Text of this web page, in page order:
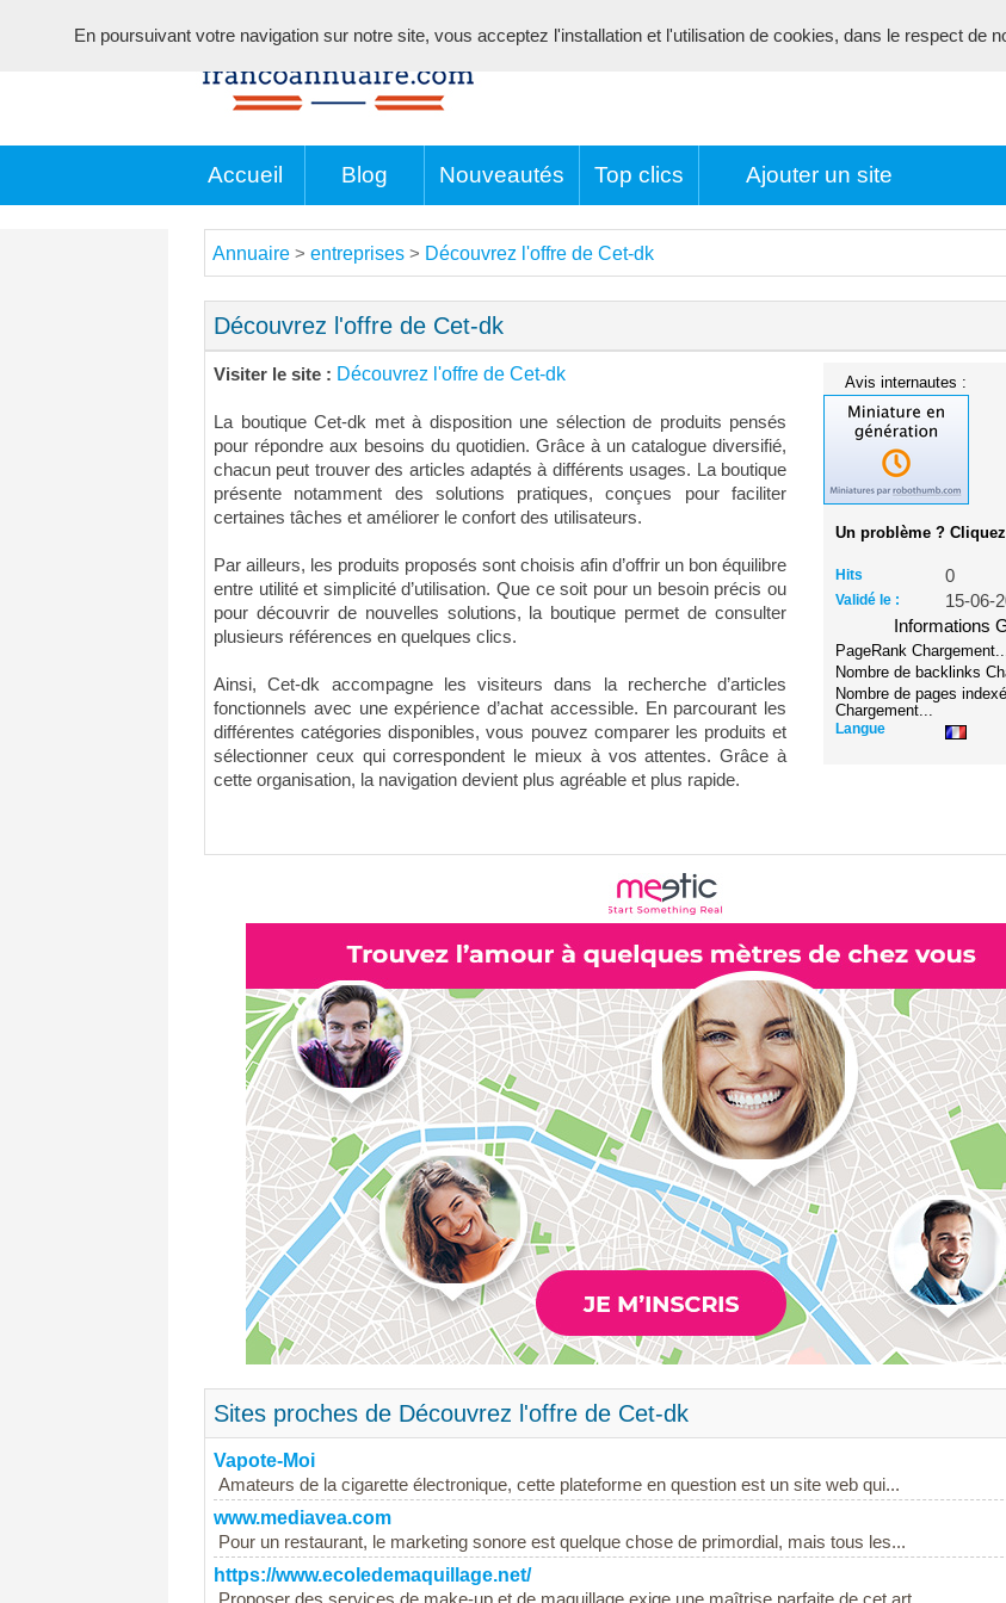
Accueil Blog Nouveautés Top clics Ajouter un site
Annuaire > entreprises > Découvrez l'offre de Cet-dk
Découvrez l'offre de Cet-dk
Visiter le site : Découvrez l'offre de Cet-dk
La boutique Cet-dk met à disposition une sélection de produits pensés
pour répondre aux besoins du quotidien. Grâce à un catalogue diversifié,
chacun peut trouver des articles adaptés à différents usages. La boutique
présente notamment des solutions pratiques, conçues pour faciliter
certaines tâches et améliorer le confort des utilisateurs.
Par ailleurs, les produits proposés sont choisis afin d’offrir un bon équilibre
entre utilité et simplicité d’utilisation. Que ce soit pour un besoin précis ou
pour découvrir de nouvelles solutions, la boutique permet de consulter
plusieurs références en quelques clics.
Ainsi, Cet-dk accompagne les visiteurs dans la recherche d’articles
fonctionnels avec une expérience d’achat accessible. En parcourant les
différentes catégories disponibles, vous pouvez comparer les produits et
sélectionner ceux qui correspondent le mieux à vos attentes. Grâce à
cette organisation, la navigation devient plus agréable et plus rapide.
Avis internautes :
Un problème ?
Hits 0
Validé le :
15-06-
Informations
PageRank
Nombre de backlinks
Nombre de pages
Chargement...
Langue
Sites proches de Découvrez l'offre de Cet-dk
Vapote-Moi
Amateurs de la cigarette électronique, cette plateforme en question est un site web qui...
www.mediavea.com
Pour un restaurant, le marketing sonore est quelque chose de primordial, mais tous les...
https://www.ecoledemaquillage.net/
En poursuivant votre navigation sur notre site, vous acceptez l'installation et l'utilisation de cookies, dans le respect de